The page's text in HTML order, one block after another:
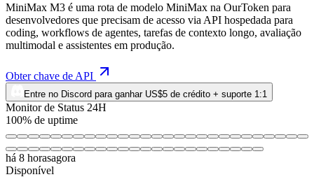
MiniMax M3 é uma rota de modelo MiniMax na OurToken para
desenvolvedores que precisam de acesso via API hospedada para
coding, workflows de agentes, tarefas de contexto longo, avaliação
multimodal e assistentes em produção.
Obter chave de API
Entre no Discord para ganhar US$5 de crédito + suporte 1:1
Monitor de Status 24H
100% de uptime
há 8 horasagora
Disponível